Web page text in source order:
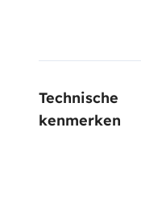
Technische
kenmerken